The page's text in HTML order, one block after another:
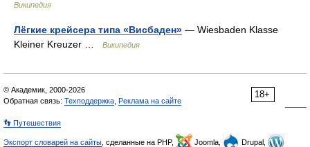
Википедия
Лёгкие крейсера типа «Висбаден» — Wiesbaden Klasse
Kleiner Kreuzer …
Википедия
18+
© Академик, 2000-2026
Обратная связь: Техподдержка Реклама на сайте
👣 Путешествия
Экспорт словарей на сайты , сделанные на PHP, Joomla,
Drupal,